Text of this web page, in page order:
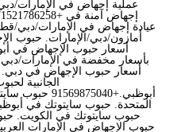
عيادة إجهاض في الإمارات/دبي/
أمازون/دبي/الإمارات. حبوب
أسعار حبوب الإجهاض في
بأسعار مخفضة في الإمارات/
أسعار حبوب الإجهاض في دبي.
الجانبية
المتحدة. حبوب سايتوتك في
حبوب سايتوتك في الكويت.